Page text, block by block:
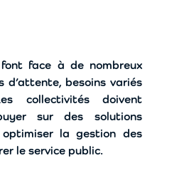
face à de nombreux
d’attente, besoins variés
collectivités doivent
sur des solutions
optimiser la gestion des
le service public.